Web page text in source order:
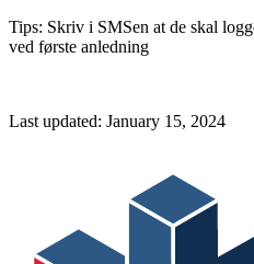
Tips: Skriv i SMSen at de skal
ved første anledning
Last updated: January 15, 2024